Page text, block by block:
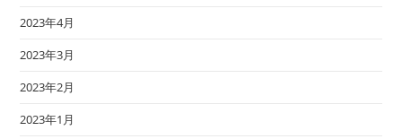
2023年4月
2023年3月
2023年2月
2023年1月